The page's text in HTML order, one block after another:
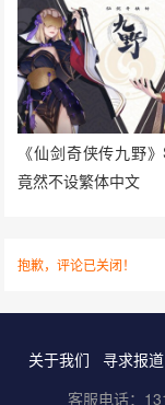
《仙剑奇侠传九野
竟然不设繁体中文
抱歉，评论已关闭！
关于我们 寻求报道
客服电话：